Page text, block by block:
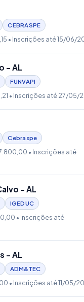
CEBRASPE
• Inscrições até 15/06/
- AL
FUNVAPI
• Inscrições até 27/05/
Cebraspe
• Inscrições até
- AL
IGEDUC
• Inscrições até
- AL
ADM&TEC
• Inscrições até 11/05/